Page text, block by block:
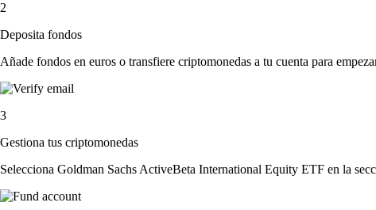
2
Deposita fondos
Añade fondos en euros o transfiere criptomonedas a tu cuenta para
3
Gestiona tus criptomonedas
Selecciona Goldman Sachs ActiveBeta International Equity ETF en la